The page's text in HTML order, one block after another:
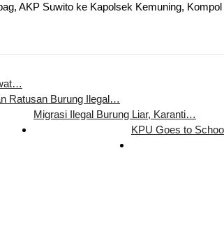
AKP Suwito ke Kapolsek Kemuning,
Ratusan Burung Ilegal…
Migrasi Ilegal Burung Liar, Karanti…
KPU Goes to